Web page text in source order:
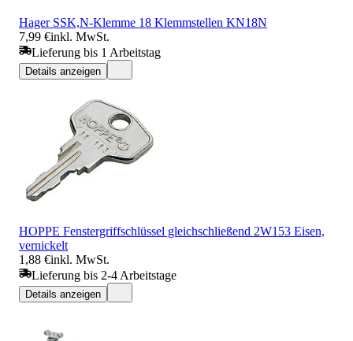
Hager SSK,N-Klemme 18 Klemmstellen KN18N
7,99 €inkl. MwSt.
Lieferung bis 1 Arbeitstag
Details anzeigen
HOPPE Fenstergriffschlüssel gleichschließend 2W153 Eisen,
vernickelt
1,88 €inkl. MwSt.
Lieferung bis 2-4 Arbeitstage
Details anzeigen